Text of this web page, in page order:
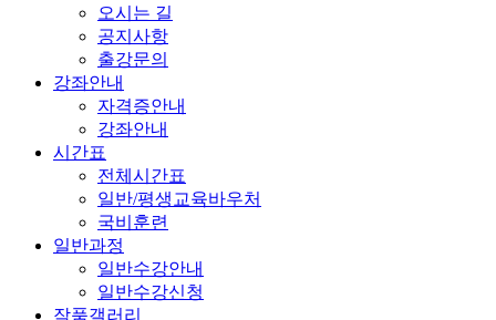
오시는 길
공지사항
출강문의
강좌안내
자격증안내
강좌안내
시간표
전체시간표
일반/평생교육바우처
국비훈련
일반과정
일반수강안내
일반수강신청
작품갤러리